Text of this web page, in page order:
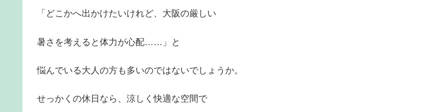
「どこかへ出かけたいけれど、大阪の厳しい
暑さを考えると体力が心配……」と
悩んでいる大人の方も多いのではないでしょうか。
せっかくの休日なら、涼しく快適な空間で